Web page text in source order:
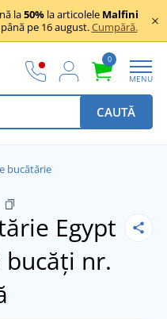
la50% la articolele Malfini
pe 16 august.Cumpără.
0
MENU
CAUTĂ
bucătărie
Egypt
bucăți nr.